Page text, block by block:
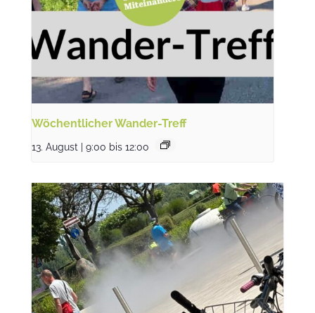
Wöchentlicher Wander-Treff
13. August | 9:00 bis 12:00